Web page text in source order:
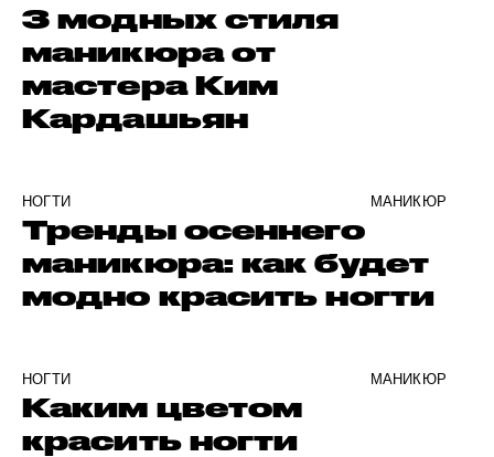
3 модных стиля
маникюра от
мастера Ким
Кардашьян
НОГТИ МАНИКЮР
Тренды осеннего
маникюра: как будет
модно красить ногти
НОГТИ МАНИКЮР
Каким цветом
красить ногти